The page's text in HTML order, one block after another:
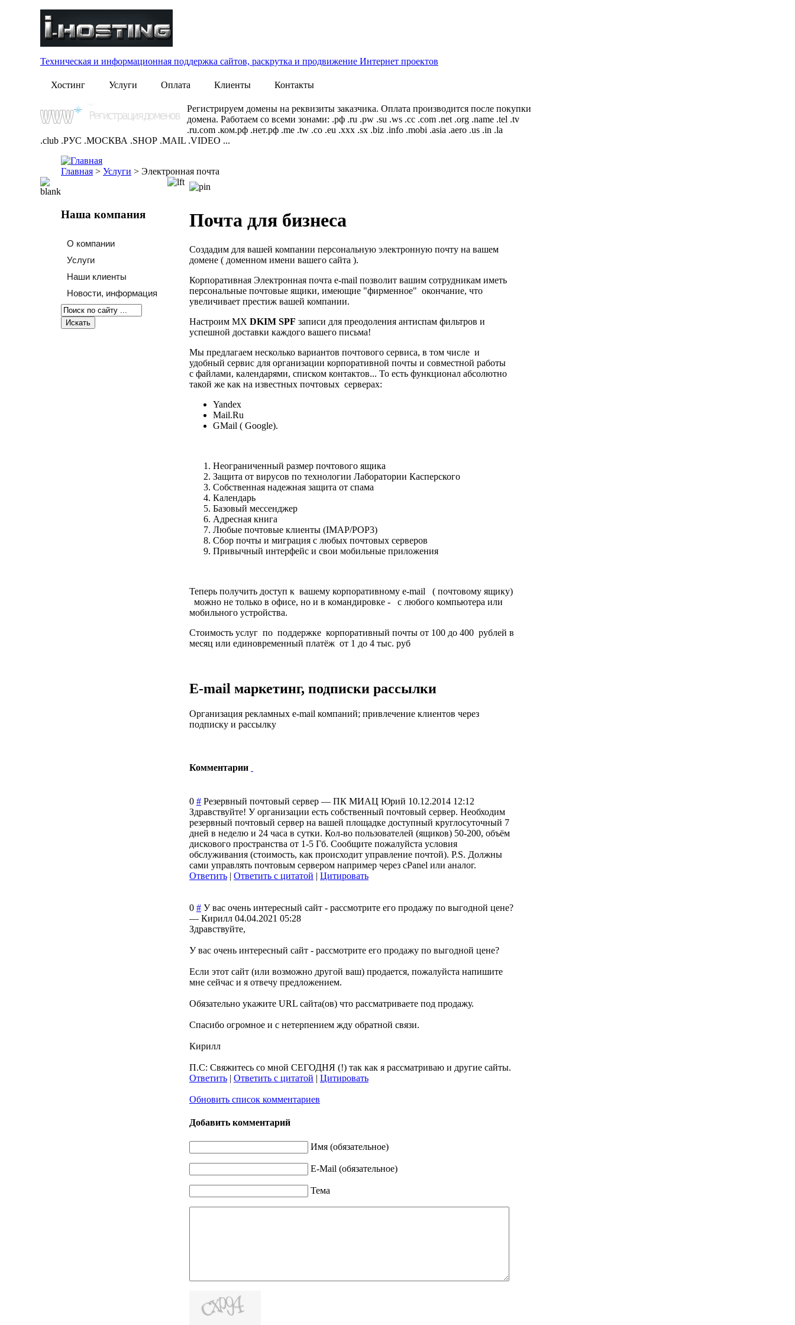
Техническая и информационная поддержка сайтов, раскрутка и продвижение Интернет проектов
Хостинг Услуги Оплата Клиенты Контакты
Регистрируем домены на реквизиты заказчика. Оплата производится после покупки
домена. Работаем со всеми зонами: .рф .ru .pw .su .ws .cc .com .net .org .name .tel .tv
.ru.com .ком.рф .нет.рф .me .tw .co .eu .xxx .sx .biz .info .mobi .asia .aero .us .in .la
.club .РУС .МОСКВА .SHOP .MAIL .VIDEO ...
Главная > Услуги > Электронная почта
Наша компания
О компании
Услуги
Наши клиенты
Новости, информация
Почта для бизнеса
Создадим для вашей компании персональную электронную почту на вашем
домене ( доменном имени вашего сайта ).
Корпоративная Электронная почта e-mail позволит вашим сотрудникам иметь
персональные почтовые ящики, имеющие "фирменное" окончание, что
увеличивает престиж вашей компании.
Настроим MX DKIM SPF записи для преодоления антиспам фильтров и
успешной доставки каждого вашего письма!
Мы предлагаем несколько вариантов почтового сервиса, в том числе и
удобный сервис для организации корпоративной почты и совместной работы
с файлами, календарями, списком контактов... То есть функционал абсолютно
такой же как на известных почтовых серверах:
Yandex
Mail.Ru
GMail ( Google).
Неограниченный размер почтового ящика
Защита от вирусов по технологии Лаборатории Касперского
Собственная надежная защита от спама
Календарь
Базовый мессенджер
Адресная книга
Любые почтовые клиенты (IMAP/POP3)
Сбор почты и миграция с любых почтовых серверов
Привычный интерфейс и свои мобильные приложения
Теперь получить доступ к вашему корпоративному e-mail ( почтовому ящику)
можно не только в офисе, но и в командировке - с любого компьютера или
мобильного устройства.
Стоимость услуг по поддержке корпоративный почты от 100 до 400 рублей в
месяц или единовременный платёж от 1 до 4 тыс. руб
E-mail маркетинг, подписки рассылки
Организация рекламных e-mail компаний; привлечение клиентов через
подписку и рассылку
Комментарии
0 # Резервный почтовый сервер — ПК МИАЦ Юрий 10.12.2014 12:12
Здравствуйте! У организации есть собственный почтовый сервер. Необходим
резервный почтовый сервер на вашей площадке доступный круглосуточный 7
дней в неделю и 24 часа в сутки. Кол-во пользователей (ящиков) 50-200, объём
дискового пространства от 1-5 Гб. Сообщите пожалуйста условия
обслуживания (стоимость, как происходит управление почтой). P.S. Должны
сами управлять почтовым сервером например через cPanel или аналог.
Ответить | Ответить с цитатой | Цитировать
0 # У вас очень интересный сайт - рассмотрите его продажу по выгодной цене?
— Кирилл 04.04.2021 05:28
Здравствуйте,
У вас очень интересный сайт - рассмотрите его продажу по выгодной цене?
Если этот сайт (или возможно другой ваш) продается, пожалуйста напишите
мне сейчас и я отвечу предложением.
Обязательно укажите URL сайта(ов) что рассматриваете под продажу.
Спасибо огромное и с нетерпением жду обратной связи.
Кирилл
П.С: Свяжитесь со мной СЕГОДНЯ (!) так как я рассматриваю и другие сайты.
Ответить | Ответить с цитатой | Цитировать
Обновить список комментариев
Добавить комментарий
Имя (обязательное)
E-Mail (обязательное)
Тема